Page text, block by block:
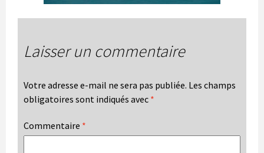
Laisser un commentaire
Votre adresse e-mail ne sera pas publiée. Les champs
obligatoires sont indiqués avec *
Commentaire *